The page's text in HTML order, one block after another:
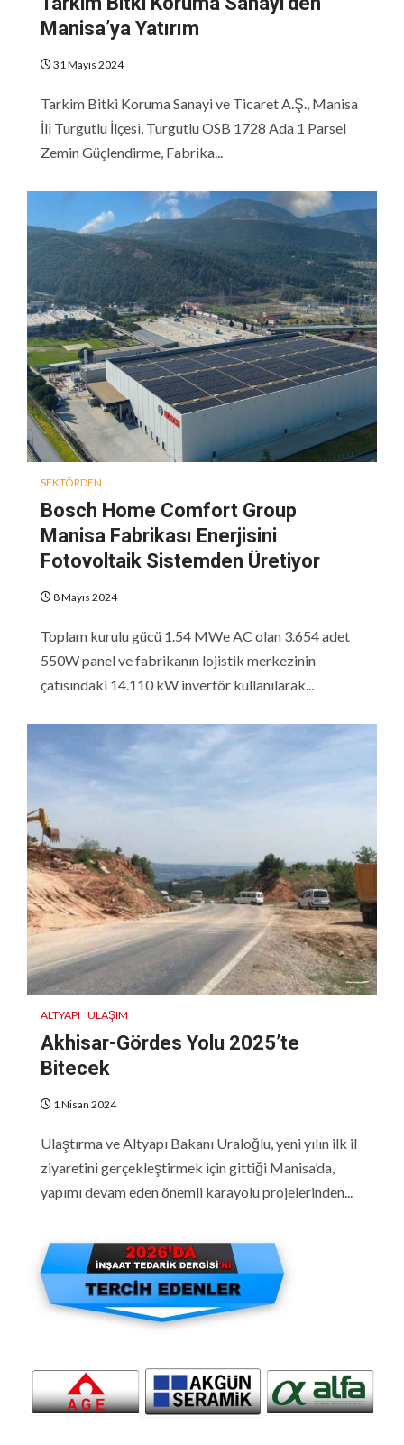
Manisa’ya Yatırım
31 Mayıs 2024
Tarkim Bitki Koruma Sanayi ve Ticaret A.Ş., Manisa
İli Turgutlu İlçesi, Turgutlu OSB 1728 Ada 1 Parsel
Zemin Güçlendirme, Fabrika...
SEKTÖRDEN
Bosch Home Comfort Group
Manisa Fabrikası Enerjisini
Fotovoltaik Sistemden Üretiyor
8 Mayıs 2024
Toplam kurulu gücü 1.54 MWe AC olan 3.654 adet
550W panel ve fabrikanın lojistik merkezinin
çatısındaki 14.110 kW invertör kullanılarak...
ALTYAPI ULAŞIM
Akhisar-Gördes Yolu 2025’te
Bitecek
1 Nisan 2024
Ulaştırma ve Altyapı Bakanı Uraloğlu, yeni yılın ilk il
ziyaretini gerçekleştirmek için gittiği Manisa’da,
yapımı devam eden önemli karayolu projelerinden...